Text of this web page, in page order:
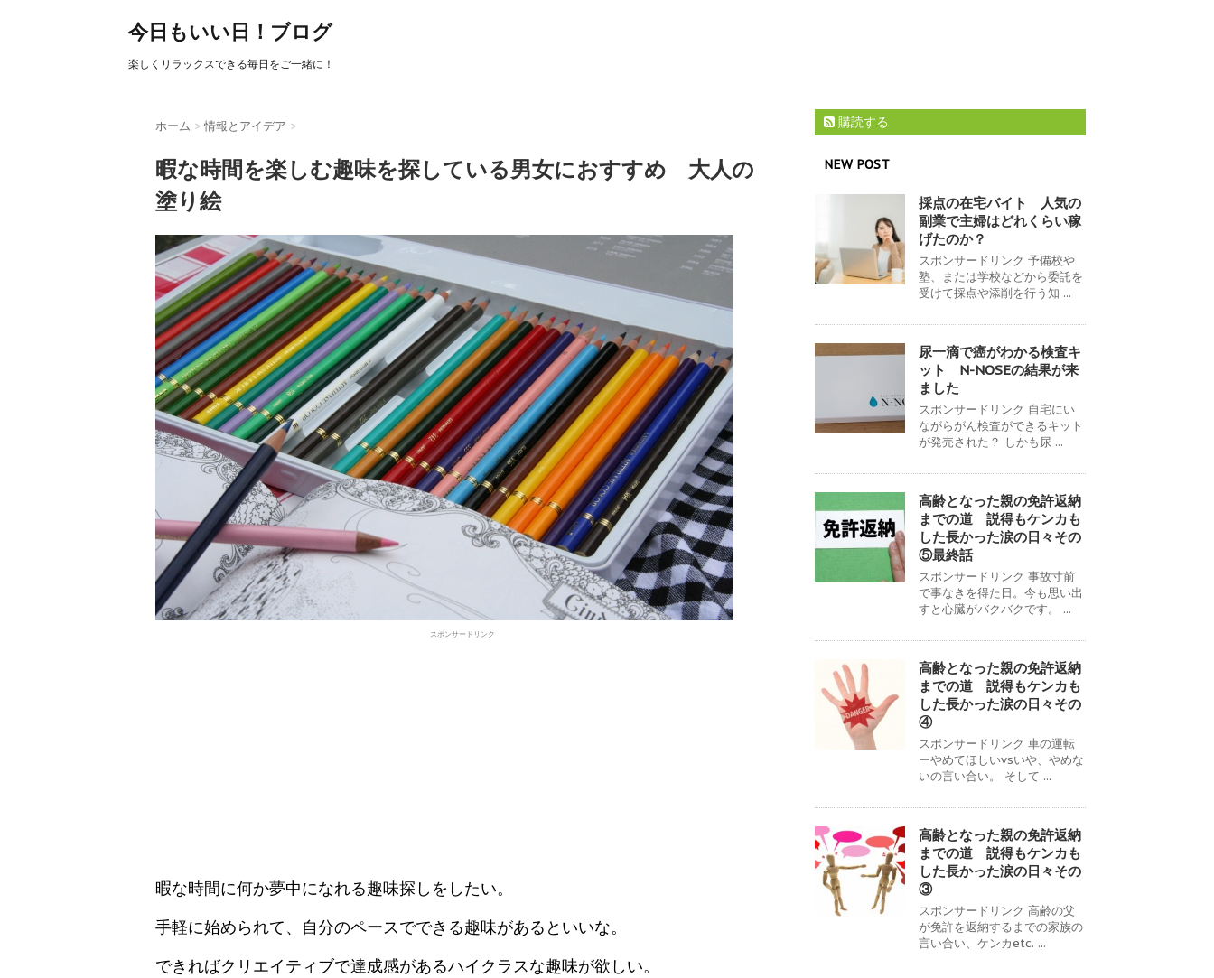
今日もいい日！ブログ
楽しくリラックスできる毎日をご一緒に！
ホーム > 情報とアイデア >
暇な時間を楽しむ趣味を探している男女におすすめ 大人の
塗り絵
スポンサードリンク
暇な時間に何か夢中になれる趣味探しをしたい。
手軽に始められて、自分のペースでできる趣味があるといいな。
できればクリエイティブで達成感があるハイクラスな趣味が欲しい。
購読する
NEW POST
採点の在宅バイト 人気の
副業で主婦はどれくらい稼
げたのか？
スポンサードリンク 予備校や
塾、または学校などから委託を
受けて採点や添削を行う知 ...
尿一滴で癌がわかる検査キ
ット N-NOSEの結果が来
ました
スポンサードリンク 自宅にい
ながらがん検査ができるキット
が発売された？ しかも尿 ...
高齢となった親の免許返納
までの道 説得もケンカも
した長かった涙の日々その
⑤最終話
スポンサードリンク 事故寸前
で事なきを得た日。今も思い出
すと心臓がバクバクです。 ...
高齢となった親の免許返納
までの道 説得もケンカも
した長かった涙の日々その
④
スポンサードリンク 車の運転
ーやめてほしいvsいや、やめな
いの言い合い。 そして ...
高齢となった親の免許返納
までの道 説得もケンカも
した長かった涙の日々その
③
スポンサードリンク 高齢の父
が免許を返納するまでの家族の
言い合い、ケンカetc. ...